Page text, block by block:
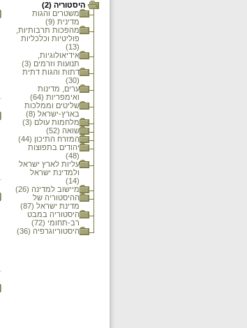
היסטוריה (2)
משטרים והגות
מדינית (9)
מהפכות תרבותיות,
פוליטיות וכלכליות
(13)
אידיאולוגיות,
תנועות וזרמים (3)
דתות והגות דתית
(30)
ערים, מדינות
ואימפריות (64)
שליטים וממלכות
בארץ-ישראל (8)
מלחמות עולם (3)
שואה (52)
המזרח התיכון (44)
יהודים בתפוצות
(48)
עליות לארץ ישראל
ולמדינת ישראל
(14)
מיישוב למדינה (26)
ההיסטוריה של
מדינת ישראל (87)
היסטוריה במבט
רב-תחומי (72)
היסטוריוגרפיה (36)